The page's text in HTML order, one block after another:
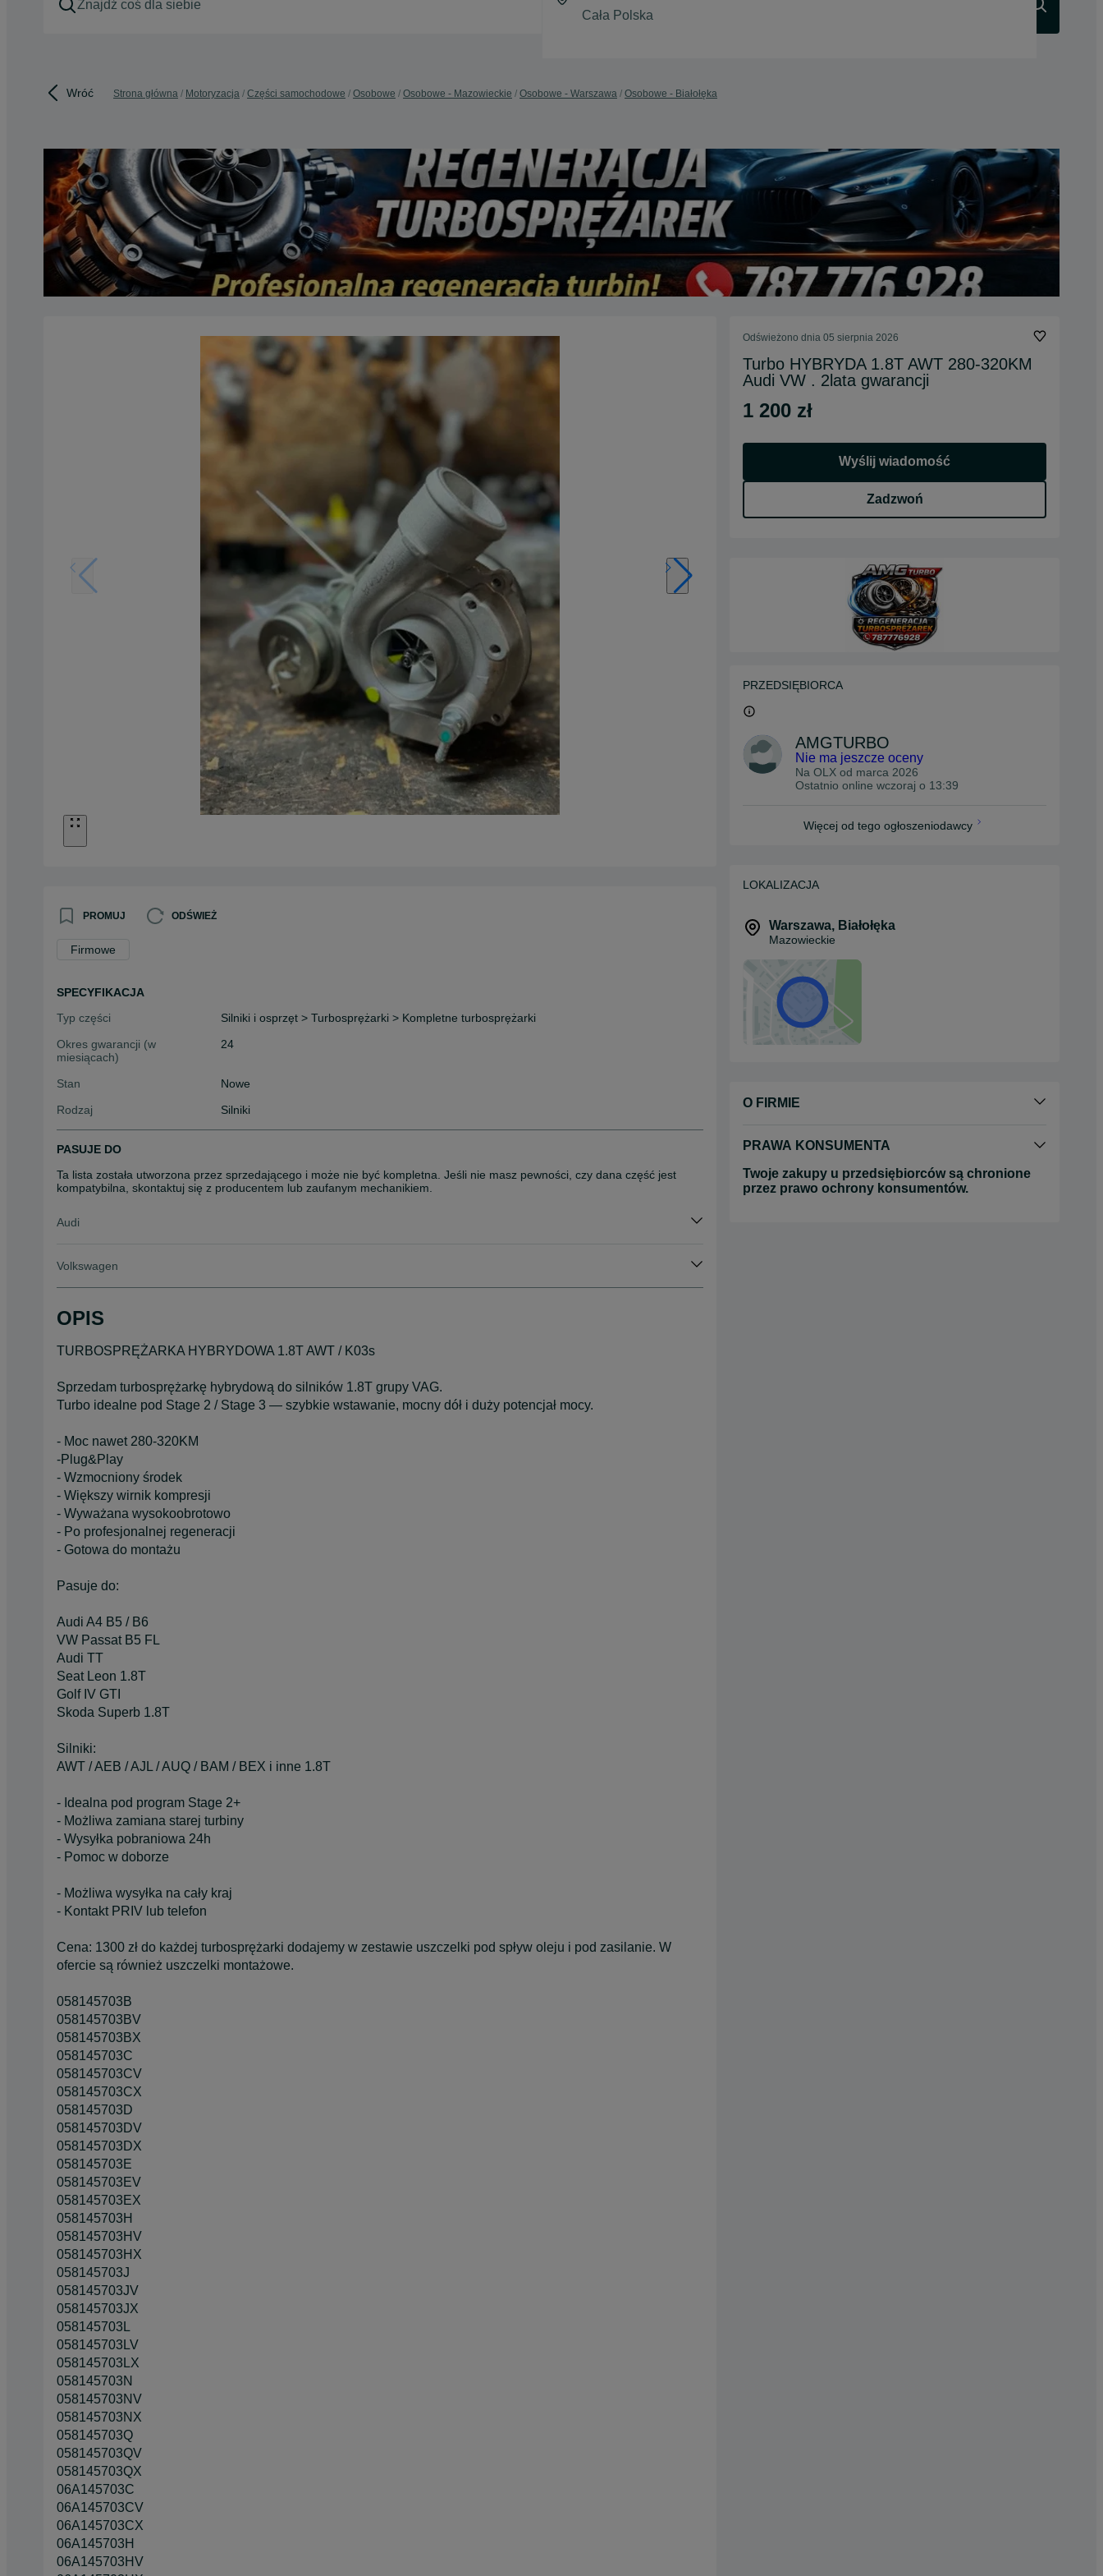
Wróć Strona główna Motoryzacja Części samochodowe Osobowe Osobowe - Mazowieckie Osobowe - Warszawa Osobowe - Białołęka
PROMUJ ODŚWIEŻ
Firmowe
SPECYFIKACJA
Typ części
Silniki i osprzęt > Turbosprężarki > Kompletne turbosprężarki
Okres gwarancji (w
miesiącach)
24
Stan
Nowe
Rodzaj
Silniki
PASUJE DO
Ta lista została utworzona przez sprzedającego i może nie być kompletna. Jeśli nie masz pewności, czy dana część jest
kompatybilna, skontaktuj się z producentem lub zaufanym mechanikiem.
Audi
Volkswagen
OPIS
TURBOSPRĘŻARKA HYBRYDOWA 1.8T AWT / K03s
Sprzedam turbosprężarkę hybrydową do silników 1.8T grupy VAG.
Turbo idealne pod Stage 2 / Stage 3 — szybkie wstawanie, mocny dół i duży potencjał mocy.
- Moc nawet 280-320KM
-Plug&Play
- Wzmocniony środek
- Większy wirnik kompresji
- Wyważana wysokoobrotowo
- Po profesjonalnej regeneracji
- Gotowa do montażu
Pasuje do:
Audi A4 B5 / B6
VW Passat B5 FL
Audi TT
Seat Leon 1.8T
Golf IV GTI
Skoda Superb 1.8T
Silniki:
AWT / AEB / AJL / AUQ / BAM / BEX i inne 1.8T
- Idealna pod program Stage 2+
- Możliwa zamiana starej turbiny
- Wysyłka pobraniowa 24h
- Pomoc w doborze
- Możliwa wysyłka na cały kraj
- Kontakt PRIV lub telefon
Cena: 1300 zł do każdej turbosprężarki dodajemy w zestawie uszczelki pod spływ oleju i pod zasilanie. W
ofercie są również uszczelki montażowe.
058145703B
058145703BV
058145703BX
058145703C
058145703CV
058145703CX
058145703D
058145703DV
058145703DX
058145703E
058145703EV
058145703EX
058145703H
058145703HV
058145703HX
058145703J
058145703JV
058145703JX
058145703L
058145703LV
058145703LX
058145703N
058145703NV
058145703NX
058145703Q
058145703QV
058145703QX
06A145703C
06A145703CV
06A145703CX
06A145703H
06A145703HV
Odświeżono dnia 05 sierpnia 2026
Turbo HYBRYDA 1.8T AWT 280-320KM
Audi VW . 2lata gwarancji
1 200 zł
Wyślij wiadomość
Zadzwoń
PRZEDSIĘBIORCA
AMGTURBO
Nie ma jeszcze oceny
Na OLX od marca 2026
Ostatnio online wczoraj o 13:39
Więcej od tego ogłoszeniodawcy
LOKALIZACJA
Warszawa, Białołęka
Mazowieckie
O FIRMIE
PRAWA KONSUMENTA
Twoje zakupy u przedsiębiorców są chronione
przez prawo ochrony konsumentów.